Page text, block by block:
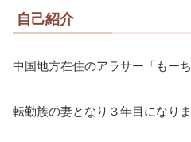
自己紹介
中国地方在住のアラサー「もー
転勤族の妻となり３年目になり